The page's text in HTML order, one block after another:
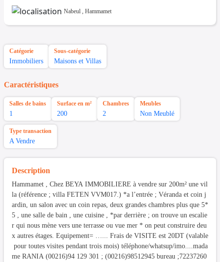
Nabeul , Hammamet
Catégorie
Immobiliers
Sous-catégorie
Maisons et Villas
Caractéristiques
Salles de bains
1
Surface en m²
200
Chambres
2
Meubles
Non Meublé
Type transaction
A Vendre
Description
Hammamet , Chez BEYA IMMOBILIERE à vendre sur 200m² une vil
la (référence ; villa FETEN VVM017.) *a l’entrée ; Véranda et coin j
ardin, un salon avec un coin repas, deux grandes chambres plus que 5*
5 , une salle de bain , une cuisine , *par derrière ; on trouve un escalie
r qui nous mène vers une terrasse ou vue mer * on peut construire deu
x autres étages. Equipement= …... Frais de VISITE est 20DT (valable
pour toutes visites pendant trois mois) téléphone/whatsup/imo....mada
me RANIA (00216)94 129 301 ; (00216)98512945 bureau ;72237260